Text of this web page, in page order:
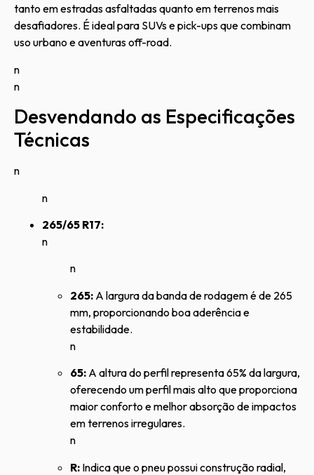
tanto em estradas asfaltadas quanto em terrenos mais
desafiadores. É ideal para SUVs e pick-ups que combinam
uso urbano e aventuras off-road.
n
n
Desvendando as Especificações
Técnicas
n
n
265/65 R17:
n
n
265: A largura da banda de rodagem é de 265
mm, proporcionando boa aderência e
estabilidade.
n
65: A altura do perfil representa 65% da largura,
oferecendo um perfil mais alto que proporciona
maior conforto e melhor absorção de impactos
em terrenos irregulares.
n
R: Indica que o pneu possui construção radial,